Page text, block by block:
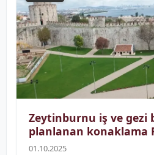
Zeytinburnu iş ve gezi
planlanan konaklama
01.10.2025